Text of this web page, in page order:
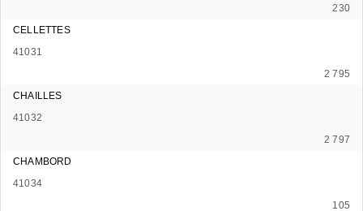
230
CELLETTES
41031
2 795
CHAILLES
41032
2 797
CHAMBORD
41034
105